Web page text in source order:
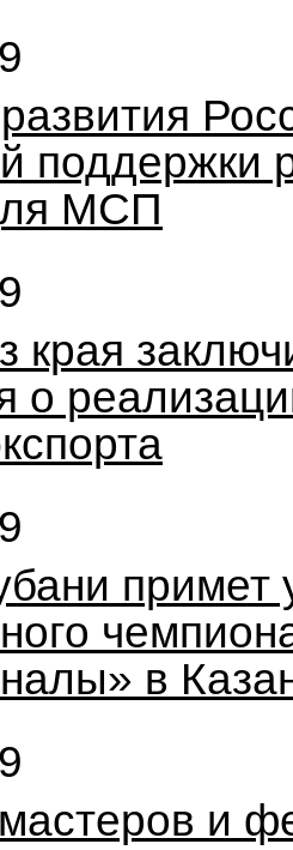
поддержки
МСП
края
о
примет
в
и